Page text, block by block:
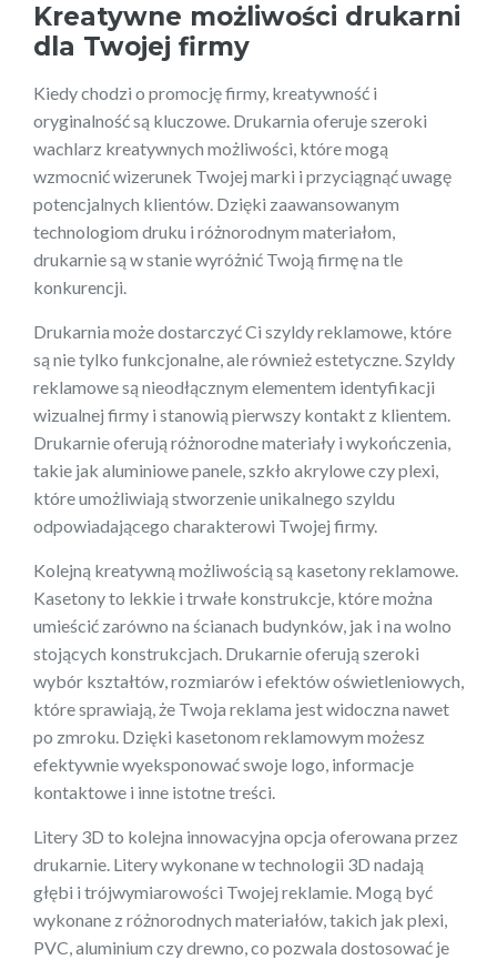
Kreatywne możliwości drukarni
dla Twojej firmy
Kiedy chodzi o promocję firmy, kreatywność i
oryginalność są kluczowe. Drukarnia oferuje szeroki
wachlarz kreatywnych możliwości, które mogą
wzmocnić wizerunek Twojej marki i przyciągnąć uwagę
potencjalnych klientów. Dzięki zaawansowanym
technologiom druku i różnorodnym materiałom,
drukarnie są w stanie wyróżnić Twoją firmę na tle
konkurencji.
Drukarnia może dostarczyć Ci szyldy reklamowe, które
są nie tylko funkcjonalne, ale również estetyczne. Szyldy
reklamowe są nieodłącznym elementem identyfikacji
wizualnej firmy i stanowią pierwszy kontakt z klientem.
Drukarnie oferują różnorodne materiały i wykończenia,
takie jak aluminiowe panele, szkło akrylowe czy plexi,
które umożliwiają stworzenie unikalnego szyldu
odpowiadającego charakterowi Twojej firmy.
Kolejną kreatywną możliwością są kasetony reklamowe.
Kasetony to lekkie i trwałe konstrukcje, które można
umieścić zarówno na ścianach budynków, jak i na wolno
stojących konstrukcjach. Drukarnie oferują szeroki
wybór kształtów, rozmiarów i efektów oświetleniowych,
które sprawiają, że Twoja reklama jest widoczna nawet
po zmroku. Dzięki kasetonom reklamowym możesz
efektywnie wyeksponować swoje logo, informacje
kontaktowe i inne istotne treści.
Litery 3D to kolejna innowacyjna opcja oferowana przez
drukarnie. Litery wykonane w technologii 3D nadają
głębi i trójwymiarowości Twojej reklamie. Mogą być
wykonane z różnorodnych materiałów, takich jak plexi,
PVC, aluminium czy drewno, co pozwala dostosować je